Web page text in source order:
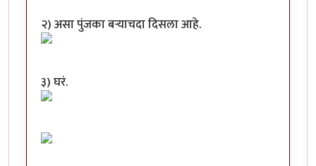
२) असा पुंजका बऱ्याचदा दिसला आहे.
३) घरं.